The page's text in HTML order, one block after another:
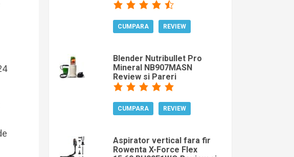
CUMPARA REVIEW
Blender Nutribullet Pro
Mineral NB907MASN
Review si Pareri
CUMPARA REVIEW
Aspirator vertical fara fir
Rowenta X-Force Flex